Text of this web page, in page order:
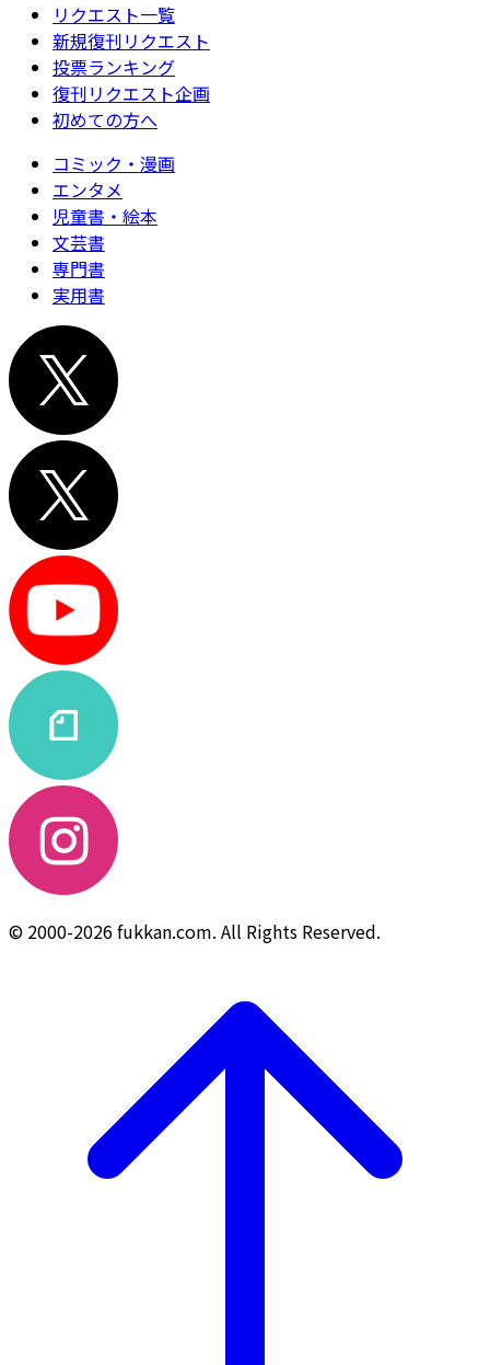
リクエスト一覧
新規復刊リクエスト
投票ランキング
復刊リクエスト企画
初めての方へ
コミック・漫画
エンタメ
児童書・絵本
文芸書
専門書
実用書
© 2000-2026 fukkan.com. All Rights Reserved.